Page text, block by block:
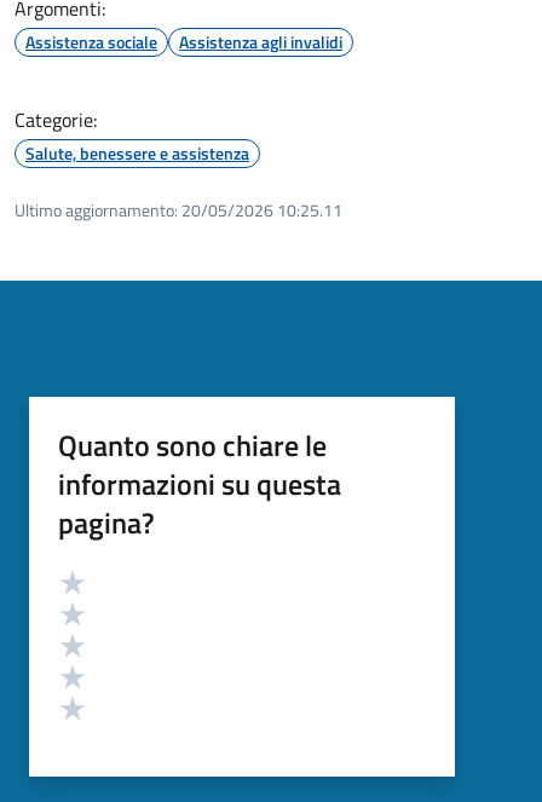
Argomenti:
Assistenza sociale Assistenza agli invalidi
Categorie:
Salute, benessere e assistenza
Ultimo aggiornamento: 20/05/2026 10:25.11
Quanto sono chiare le
informazioni su questa
pagina?
Valutazione